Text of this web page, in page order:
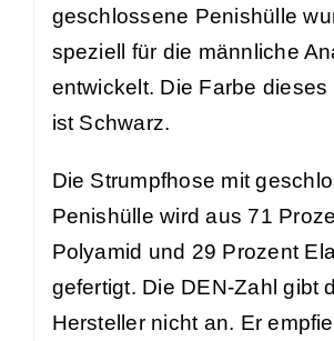
geschlossene Penishülle
speziell für die männliche
entwickelt. Die Farbe dieses
ist Schwarz.
Die Strumpfhose mit
Penishülle wird aus 71
Polyamid und 29 Prozent
gefertigt. Die DEN-Zahl gibt
Hersteller nicht an. Er